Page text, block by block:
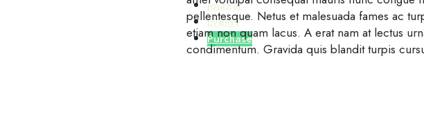
Journal
Events
Purchase
pellentesque. Netus et malesuada fames ac
etiam non quam lacus. A erat nam at lectus
condimentum. Gravida quis blandit turpis